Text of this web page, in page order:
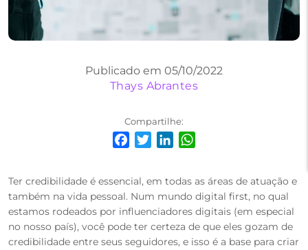
Publicado em 05/10/2022
Thays Abrantes
Compartilhe:
Ter credibilidade é essencial, em todas as áreas de atuação e
também na vida pessoal. Num mundo digital first, no qual
estamos rodeados por influenciadores digitais (em especial
no nosso país), você pode ter certeza de que eles gozam de
credibilidade entre seus seguidores, e isso é a base para criar